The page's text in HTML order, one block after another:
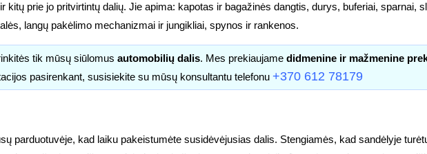
kitų prie jo pritvirtintų dalių. Jie apima: kapotas ir bagažinės dangtis, durys, buferiai, sparnai,
langų pakėlimo mechanizmai ir jungikliai, spynos ir rankenos.
tik mūsų siūlomus automobilių dalis. Mes prekiaujame didmenine ir mažmenine
pasirenkant, susisiekite su mūsų konsultantu telefonu +370 612 78179
parduotuvėje, kad laiku pakeistumėte susidėvėjusias dalis. Stengiamės, kad sandėlyje